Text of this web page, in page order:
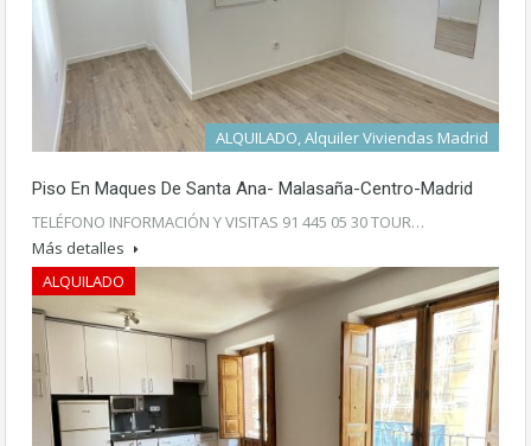
ALQUILADO, Alquiler Viviendas Madrid
Piso En Maques De Santa Ana- Malasaña-Centro-Madrid
TELÉFONO INFORMACIÓN Y VISITAS 91 445 05 30 TOUR…
Más detalles
ALQUILADO